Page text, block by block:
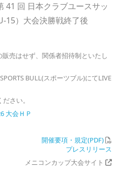
41 回 日本クラブユースサッ
15）大会決勝戦終了後
売はせず、関係者招待制といたし
BULL(スポーツブル)にてLIVE
さい。
大会ＨＰ
開催要項・規定(PDF)
プレスリリース
メニコンカップ大会サイト